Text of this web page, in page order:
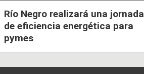
Río Negro realizará una jornada
de eficiencia energética para
pymes